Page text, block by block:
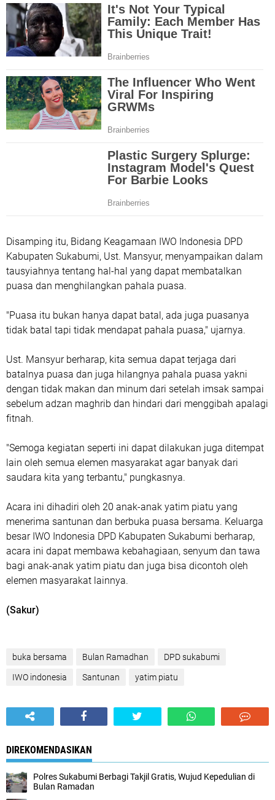
Disamping itu, Bidang Keagamaan IWO Indonesia DPD
Kabupaten Sukabumi, Ust. Mansyur, menyampaikan dalam
tausyiahnya tentang hal-hal yang dapat membatalkan
puasa dan menghilangkan pahala puasa.
"Puasa itu bukan hanya dapat batal, ada juga puasanya
tidak batal tapi tidak mendapat pahala puasa," ujarnya.
Ust. Mansyur berharap, kita semua dapat terjaga dari
batalnya puasa dan juga hilangnya pahala puasa yakni
dengan tidak makan dan minum dari setelah imsak sampai
sebelum adzan maghrib dan hindari dari menggibah apalagi
fitnah.
"Semoga kegiatan seperti ini dapat dilakukan juga ditempat
lain oleh semua elemen masyarakat agar banyak dari
saudara kita yang terbantu," pungkasnya.
Acara ini dihadiri oleh 20 anak-anak yatim piatu yang
menerima santunan dan berbuka puasa bersama. Keluarga
besar IWO Indonesia DPD Kabupaten Sukabumi berharap,
acara ini dapat membawa kebahagiaan, senyum dan tawa
bagi anak-anak yatim piatu dan juga bisa dicontoh oleh
elemen masyarakat lainnya.
(Sakur)
buka bersama Bulan Ramadhan DPD sukabumi
IWO indonesia Santunan yatim piatu
DIREKOMENDASIKAN
Polres Sukabumi Berbagi Takjil Gratis, Wujud Kepedulian di
Bulan Ramadan